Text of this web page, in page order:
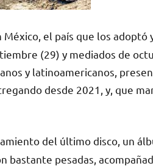
el país que los adoptó
(29) y mediados de
y latinoamericanos,
desde 2021, y, que
del último disco, un
bastante pesadas,